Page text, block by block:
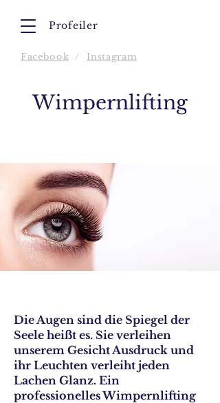
Profeiler
Facebook / Instagram
Wimpernlifting
​Die Augen sind die Spiegel der
Seele heißt es. Sie verleihen
unserem Gesicht Ausdruck und
ihr Leuchten verleiht jeden
Lachen Glanz. Ein
professionelles Wimpernlifting